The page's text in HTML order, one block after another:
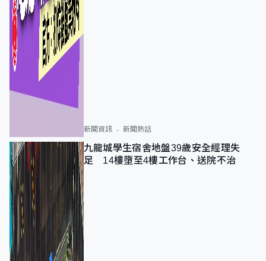
新聞資訊 新聞熱話
九龍城學生宿舍地盤39歲安全經理失
足 14樓墮至4樓工作台、送院不治